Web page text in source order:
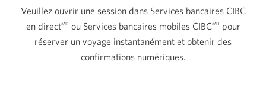
Veuillez ouvrir une session dans Services bancaires CIBC
en directMD ou Services bancaires mobiles CIBCMD pour
réserver un voyage instantanément et obtenir des
confirmations numériques.